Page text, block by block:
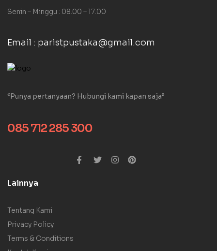
Senin – Minggu : 08.00 – 17.00
Email : paristpustaka@gmail.com
“Punya pertanyaan? Hubungi kami kapan saja”
085 712 285 300
Lainnya
Tentang Kami
Privacy Policy
Terms & Conditions